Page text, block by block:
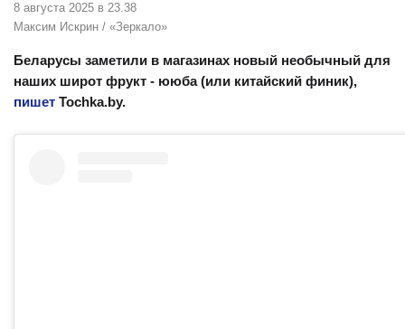
8 августа 2025 в 23.38
Максим Искрин / «Зеркало»
Беларусы заметили в магазинах новый необычный для
наших широт фрукт - ююба (или китайский финик),
пишет Tochka.by.